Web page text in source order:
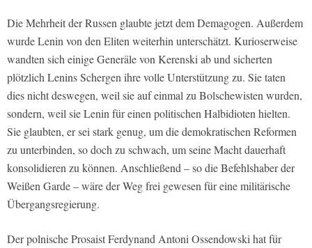
Die Mehrheit der Russen glaubte jetzt dem Demagogen. Außerdem
wurde Lenin von den Eliten weiterhin unterschätzt. Kurioserweise
wandten sich einige Generäle von Kerenski ab und sicherten
plötzlich Lenins Schergen ihre volle Unterstützung zu. Sie taten
dies nicht deswegen, weil sie auf einmal zu Bolschewisten wurden,
sondern, weil sie Lenin für einen politischen Halbidioten hielten.
Sie glaubten, er sei stark genug, um die demokratischen Reformen
zu unterbinden, so doch zu schwach, um seine Macht dauerhaft
konsolidieren zu können. Anschließend – so die Befehlshaber der
Weißen Garde – wäre der Weg frei gewesen für eine militärische
Übergangsregierung.
Der polnische Prosaist Ferdynand Antoni Ossendowski hat für